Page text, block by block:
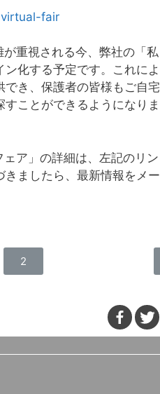
fair
重視される今、弊社の「私
化する予定です。これによ
でき、保護者の皆様もご自宅
ことができるようになりま
ア」の詳細は、左記のリン
ましたら、最新情報をメー
2